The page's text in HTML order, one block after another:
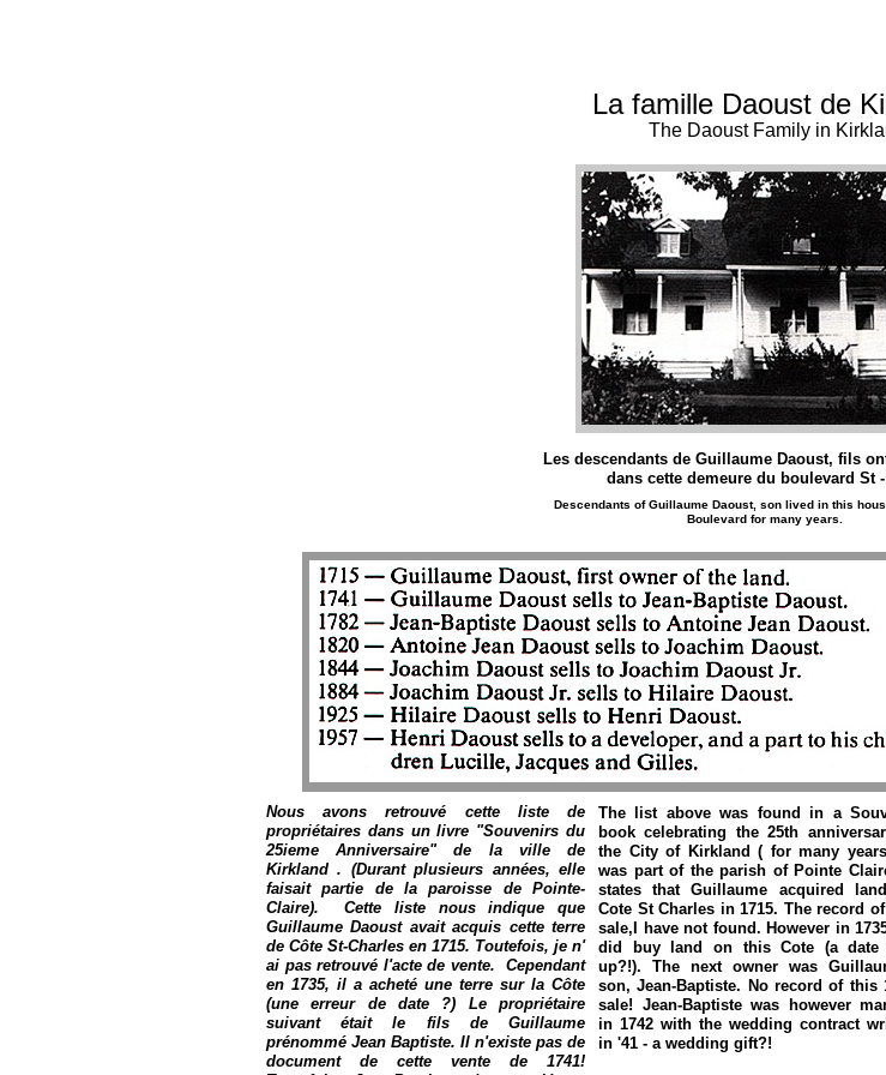
La famille Daoust de
The Daoust Family in
Les descendants de Guillaume Daoust, fils
dans cette demeure du boulevard St
The list above was found in a
book celebrating the 25th
the City of Kirkland ( for many
was part of the parish of Pointe
states that Guillaume acquired
Cote St Charles in 1715. The record
sale,I have not found. However in
did buy land on this Cote (a date
up?!). The next owner was
son, Jean-Baptiste. No record of this
sale! Jean-Baptiste was however
in 1742 with the wedding contract
in '41 - a wedding gift?!
Nous avons retrouvé cette liste de
propriétaires dans un livre "Souvenirs du
25ieme Anniversaire" de la ville de
Kirkland . (Durant plusieurs années, elle
faisait partie de la paroisse de Pointe-
Claire). Cette liste nous indique que
Guillaume Daoust avait acquis cette terre
de Côte St-Charles en 1715. Toutefois, je n'
ai pas retrouvé l'acte de vente. Cependant
en 1735, il a acheté une terre sur la Côte
(une erreur de date ?) Le propriétaire
suivant était le fils de Guillaume
prénommé Jean Baptiste. Il n'existe pas de
document de cette vente de 1741!
Descendants of Guillaume Daoust, son lived in this
Boulevard for many years.